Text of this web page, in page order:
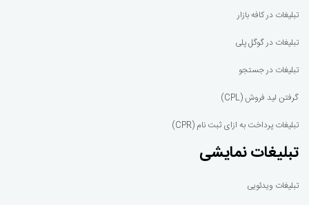
تبلیغات در کافه بازار
تبلیغات در گوگل پلی
تبلیغات در جستجو
گرفتن لید فروش (CPL)
تبلیغات پرداخت به ازای ثبت نام (CPR)
تبلیغات نمایشی
تبلیغات ویدئویی